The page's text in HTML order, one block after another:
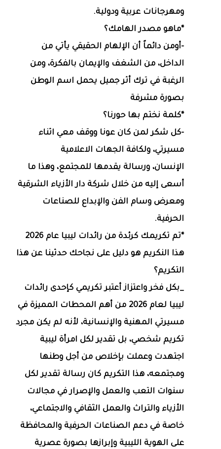
ومهرجانات عربية ودولية.
*ماهو مصدر الهامك؟
-أومن دائماً أن الإلهام الحقيقي يأتي من
الداخل، من الشغف والإيمان بالفكرة، ومن
الرغبة في ترك أثر جميل يحمل اسم الوطن
بصورة مشرفة
*كلمة نختم بها حورنا؟
-كل شكر لمن كان عونا ووقف معي اثناء
مسيرتي، ولكافة الجهات الاعلامية
الإنسان، ورسالة يقدمها للمجتمع، وهذا ما
أسعى إليه من خلال شركة دار الأزياء الشرقية
ومعرض وسام الفن والإبداع للصناعات
الحرفية.
*تم تكريمك كرئدة من رائدات ليبيا عام 2026
هذا النكريم هو دليل على نجاحك حدثينا عن هذا
التكريم؟
_بكل فخر واعتزاز أعتبر تكريمي كإحدى رائدات
ليبيا لعام 2026 من أهم المحطات المميزة في
مسيرتي المهنية والإنسانية، لأنه لم يكن مجرد
تكريم شخصي، بل تقدير لكل امرأة ليبية
اجتهدت وعملت بإخلاص من أجل وطنها
ومجتمعه، هذا التكريم كان رسالة تقدير لكل
سنوات التعب والعمل والإصرار في مجالات
الأزياء والتراث والعمل الثقافي والاجتماعي،
خاصة في دعم الصناعات الحرفية والمحافظة
على الهوية الليبية وإبرازها بصورة عصرية